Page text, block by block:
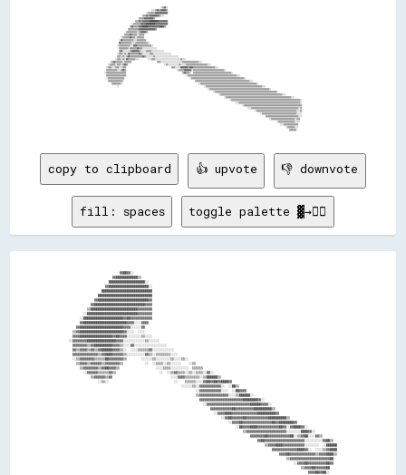
                                                              ░░▒▒▓▓░░                                                                                                                                                    
                                                    ░░░░▒▒▓▓▒▒▓▓▓▓▓▓▒▒                                                                                                                                                    
                                              ░░▒▒▒▒▒▒▒▒▓▓▓▓▓▓▓▓▓▓▓▓▓▓                                                                                                                                                    
                                          ▒▒▒▒▓▓▒▒▓▓▓▓▓▓▓▓▓▓▒▒░░░░                                                                                                                                                        
                                      ▒▒▒▒▒▒▓▓▓▓▓▓▓▓▓▓▒▒                                                                                                                                                                  
                                  ▒▒▒▒▓▓▒▒▓▓▓▓▓▓▓▓██████████▓▓▓▓▓▓▓▓▓▓                                                                                                                                                    
                              ░░▒▒▒▒▒▒▒▒▓▓▓▓▓▓██████████▓▓▓▓▓▓▓▓▓▓▓▓▓▓                                                                                                                                                    
                            ▒▒▓▓▒▒▒▒▒▒▓▓▓▓██████▓▓▓▓▓▓▓▓▓▓▓▓▓▓██▓▓▒▒                                                                                                                                                      
                          ▒▒▒▒▒▒▒▒▒▒▒▒▓▓▓▓▓▓▓▓▓▓▓▓▓▓▓▓▓▓▒▒                                                                                                                                                                
                        ▒▒▒▒▒▒▒▒▒▒▒▒░░▒▒▓▓▓▓▓▓▒▒                                                                                                                                                                          
                      ▒▒▒▒▒▒▓▓▒▒▒▒▒▒░░▒▒▒▒▒▒                                                                                                                                                                              
                  ░░▒▒▒▒▒▒▒▒▓▓▒▒▒▒░░▒▒▒▒▒▒▒▒                                                                                                                                                                              
                ░░▓▓▒▒▒▒▒▒▒▒▒▒▒▒░░░░▒▒▒▒▒▒▒▒▒▒                                                                                                                                                                            
                ▓▓▒▒▒▒▒▒▒▒▒▒▒▒░░░░▒▒▒▒▒▒▒▒▒▒▒▒▒▒░░                                                                                                                                                                        
              ░░▒▒▒▒▒▒▒▒▒▒▒▒░░░░▓▓▓▓▒▒▒▒▒▒▒▒▒▒▒▒▒▒▒▒░░                                                                                                                                                                    
                ▒▒▒▒▒▒▒▒▒▒░░▒▒▒▒▒▒▒▒▓▓▒▒▒▒░░░░░░░░░░░░░░░░                                                                                                                                                                
                ▒▒▓▓░░░░░░░░▒▒▓▓▓▓▓▓▓▓▒▒░░░░░░▒▒▒▒▒▒░░░░░░░░░░░░░░                                                                                                                                                        
              ░░▒▒▒▒░░▒▒░░▓▓▒▒▒▒▒▒▒▒▒▒▓▓▒▒░░░░░░░░▒▒▒▒░░░░░░░░░░░░░░░░░░░░                                                                                                                                                
              ▒▒▒▒░░▒▒░░▒▒▓▓▒▒▒▒▒▒▒▒▒▒▒▒▒▒▓▓▒▒░░░░░░░░▒▒░░░░░░░░░░░░░░░░░░░░░░░░░░                                                                                                                                        
            ░░▒▒▒▒░░▒▒░░▓▓▒▒▒▒▒▒▒▒░░░░          ░░░░▒▒▒▒░░░░░░░░░░░░░░░░░░░░░░░░░░░░▒▒░░░░                                                                                                                                
      ░░▒▒▓▓▒▒▒▒▒▒▒▒░░▒▒▒▒▒▒▒▒                            ▒▒▒▒░░░░░░░░░░░░░░░░░░░░░░░░▒▒▒▒▒▒▒▒▒▒▒▒▒▒▒▒▒▒░░░░                                                                                                              
    ░░▒▒▒▒▒▒░░▒▒▒▒░░▒▒▓▓▒▒                                        ░░▒▒░░░░░░░░░░░░▒▒░░░░░░▒▒▒▒▒▒▒▒▒▒▒▒▒▒▒▒▒▒▒▒▒▒▒▒░░░░                                                                                                    
  ░░▒▒▒▒░░░░▒▒▒▒░░░░▒▒▒▒                                                  ▒▒▒▒░░░░░░▓▓▓▓▓▓▓▓▒▒▓▓▓▓▒▒▒▒▒▒▒▒▒▒▒▒▒▒▒▒▒▒▒▒▒▒▒▒░░░░                                                                                            
  ▒▒▒▒▒▒▒▒▒▒▒▒░░░░▒▒▓▓▒▒                                                        ░░▒▒▒▒▒▒▓▓▓▓▓▓▓▓░░▒▒▒▒▒▒▒▒▒▒▒▒▒▒▒▒▒▒▒▒▒▒▒▒▒▒▒▒▒▒▒▒▒▒░░                                                                                    
░░▒▒▒▒▒▒▒▒▒▒▒▒▒▒▒▒▒▒▒▒▒▒                                                              ▒▒▓▓▒▒▒▒░░  ▒▒▒▒▒▒▒▒▒▒▒▒▒▒▒▒▒▒▒▒▒▒▒▒▒▒▒▒▒▒▒▒▒▒▒▒▒▒▒▒▒▒░░                                                                            
  ▒▒▒▒▒▒▒▒▒▒▒▒▒▒▒▒▒▒▒▒▒▒                                                                  ░░▒▒▒▒▒▒▒▒▒▒▒▒▒▒▒▒▒▒▒▒▒▒▒▒▒▒▒▒▒▒▒▒▒▒▒▒▒▒▒▒▒▒▒▒▒▒▒▒▒▒▒▒▒▒░░░░                                                                    
  ░░▒▒▒▒▒▒▒▒▒▒▒▒▒▒▒▒▒▒                                                                        ░░▒▒▒▒▒▒▒▒▒▒▒▒▒▒▒▒▒▒▒▒▒▒▒▒▒▒▒▒▒▒▒▒▒▒▒▒▒▒▒▒▒▒▒▒▒▒▒▒▒▒▒▒▒▒▒▒▒▒░░                                                              
    ▒▒▒▒▒▒▒▒▒▒▒▒▒▒▒▒░░                                                                              ▒▒▒▒▒▒▒▒▒▒▒▒▒▒▒▒▒▒▒▒▒▒▒▒▒▒▒▒▒▒▒▒▒▒▒▒▒▒▒▒▒▒▒▒▒▒▒▒▒▒▒▒▒▒▒▒▒▒▒▒░░░░                                                      
        ▒▒▒▒▒▒▒▒▒▒░░                                                                                    ░░▒▒▒▒▒▒▒▒▒▒▒▒▒▒▒▒▒▒▒▒▒▒▒▒▒▒▒▒▒▒▒▒▒▒▒▒▒▒▒▒▒▒▒▒▒▒▒▒▒▒▒▒▒▒▒▒▒▒▒▒▒▒░░                                                
              ░░                                                                                              ░░▒▒▒▒▒▒▒▒▒▒▒▒▒▒▒▒▒▒▒▒▒▒▒▒▒▒▒▒▒▒▒▒▒▒▒▒▒▒▒▒▒▒▒▒▒▒▒▒▒▒▒▒▒▒▒▒▒▒▒▒▒▒░░░░                                        
                                                                                                                  ░░▒▒▒▒▒▒▒▒▒▒▒▒▒▒▒▒▒▒▒▒▒▒▒▒▒▒▒▒▒▒▒▒▒▒▒▒▒▒▒▒▒▒▒▒▒▒▒▒▒▒▒▒▒▒▒▒▒▒▒▒▒▒▒▒▒▒░░                                  
                                                                                                                        ░░▒▒▒▒▒▒▒▒▒▒▒▒▒▒▒▒▒▒▒▒▒▒▒▒▒▒▒▒▒▒▒▒▒▒▒▒▒▒▒▒▒▒▒▒▒▒▒▒▒▒▒▒▒▒▒▒▒▒▒▒▒▒▒▒▒▒▒▒░░                          
                                                                                                                              ░░▒▒▒▒▒▒▒▒▒▒▒▒▒▒▒▒▒▒▒▒▒▒▒▒▒▒▒▒▒▒▒▒▒▒▒▒▒▒▒▒▒▒▒▒▒▒▒▒▒▒▒▒▒▒▒▒▒▒▒▒▒▒▒▒▒▒▒▒░░░░                  
                                                                                                                                    ░░▒▒▒▒▒▒▒▒▒▒▒▒▒▒▒▒▒▒▒▒▒▒▒▒▒▒▒▒▒▒▒▒▒▒▒▒▒▒▒▒▒▒▒▒▒▒▒▒▒▒▒▒▒▒▒▒▒▒▒▒▒▒▒▒▒▒▒▒▒▒▒▒░░░░        
                                                                                                                                          ░░▒▒▒▒▒▒▒▒▒▒▒▒▒▒▒▒▒▒▒▒▒▒▒▒▒▒▒▒▒▒▒▒▒▒▒▒▒▒▒▒▒▒▒▒▒▒▒▒▒▒▒▒▒▒▒▒▒▒▒▒▒▒▒▒▒▒▒▒▒▒▒▒▒▒▒▒░░
                                                                                                                                                ░░░░▒▒▒▒▒▒▒▒▒▒▒▒▒▒▒▒▒▒▒▒▒▒▒▒▒▒▒▒▒▒▒▒▒▒▒▒▒▒▒▒▒▒▒▒▒▒▒▒▒▒▒▒▒▒▒▒▒▒▒▒▒▒▒▒▒▒▒▒░░
                                                                                                                                                        ░░▒▒▒▒▒▒▒▒▒▒▒▒▒▒▒▒▒▒▒▒▒▒▒▒▒▒▒▒▒▒▒▒▒▒▒▒▒▒▒▒▒▒▒▒▒▒▒▒▒▒▒▒▒▒▒▒▒▒▒▒▒▒▒▒
                                                                                                                                                              ░░░░▒▒▒▒▒▒▒▒▒▒▒▒▒▒▒▒▒▒▒▒▒▒▒▒▒▒▒▒▒▒▒▒▒▒▒▒▒▒▒▒▒▒▒▒▒▒▒▒▒▒▒▒░░▒▒
                                                                                                                                                                      ░░▒▒▒▒▒▒▒▒▒▒▒▒▒▒▒▒▒▒▒▒▒▒▒▒▒▒▒▒▒▒▒▒▒▒▒▒▒▒▒▒▒▒▒▒░░░░▒▒
                                                                                                                                                                            ░░▒▒▒▒▒▒▒▒▒▒▒▒▒▒▒▒▒▒▒▒▒▒▒▒▒▒▒▒▒▒▒▒▒▒▒▒▒▒░░░░░░
                                                                                                                                                                                  ▒▒▒▒▒▒▒▒▒▒▒▒▒▒▒▒▒▒▒▒▒▒▒▒▒▒▒▒▒▒▒▒▒▒▒▒░░░░
                                                                                                                                                                                      ░░▒▒▒▒▒▒▒▒▒▒▒▒▒▒▒▒▒▒▒▒▒▒▒▒▒▒░░▒▒▒▒  
                                                                                                                                                                                              ░░▒▒▒▒▒▒▒▒▒▒▒▒▒▒▒▒▒▒░░░░░░  
                                                                                                                                                                                                  ░░░░▒▒▒▒▒▒▒▒▒▒▒▒▒▒▒▒    
                                                                                                                                                                                                        ░░▒▒▒▒▒▒▒▒░░░░
copy to clipboard 👍 upvote 👎 downvote
fill: spaces toggle palette ▓→✊🏽
                            ▓▓██▓▓░░
                        ▓▓████████████▒▒
                      ████████████████████░░
                    ▓▓██████████████████████░░
                  ████████████████████████████
                ██████████████████████████████
              ▓▓████████████████████████████▓▓
            ▓▓████████████████████████████▓▓▓▓
          ▒▒██████████████████████████▓▓▓▓▓▓▓▓
        ░░████████████████████████████▓▓▓▓▓▓▓▓
      ░░██████████████████████▓▓██▓▓▓▓▓▓▓▓▓▓▓▓
      ▓▓████████████████████████▓▓▓▓░░░░▓▓▓▓
    ▓▓████████████████████████▓▓▓▓░░░░░░▓▓
  ▒▒▓▓████████████████████████▓▓░░░░  ░░░░
  ▓▓▓▓██████████████████▓▓██▓▓▓▓░░░░░░░░▒▒░░░░
░░▓▓▓▓▓▓▓▓████████████████▓▓▓▓░░░░░░░░░░░░▒▒░░░░░░
  ▓▓▓▓▓▓▓▓▒▒▓▓██████████▓▓▓▓▒▒░░░░▓▓░░░░░░░░░░░░░░░░░░
  ▓▓▒▒▓▓▓▓▒▒▓▓▒▒▓▓██████▓▓▓▓▒▒░░  ░░░░▒▒▒▒▒▒▓▓░░░░░░░░░░░░
  ▓▓▓▓▓▓▓▓▓▓▓▓▓▓▒▒▓▓████▓▓▓▓▓▓▒▒░░░░░░░░░░▓▓▒▒░░▒▒▒▒▒▒▒▒░░░░
  ░░▒▒▓▓▓▓▓▓▓▓▒▒▒▒▒▒██▓▓▓▓▓▓▓▓▒▒        ░░░░░░▒▒░░░░░░░░▒▒░░░░▒▒░░
    ▒▒▓▓▓▓▒▒▓▓▓▓▓▓▒▒▓▓▓▓▓▓▓▓▒▒            ░░  ░░▒▒▒▒░░▒▒░░░░░░    ░░▒▒
      ▒▒▓▓▓▓▓▓▓▓▒▒▓▓██▓▓▓▓▒▒                    ░░░░▒▒▒▒░░░░░░░░░░  ▒▒▒▒▒▒
        ░░▓▓▓▓▓▓▒▒▒▒▒▒▓▓▒▒                        ░░  ░░▒▒▓▓▒▒▒▒░░▒▒░░▒▒▒▒░░▓▓░░
            ▒▒▓▓▓▓▓▓▒▒▓▓                                ░░░░▓▓▓▓▒▒▒▒▒▒▒▒░░▒▒██████▒▒
                ░░▒▒░░                                    ░░    ▒▒▒▒▒▒░░░░▓▓██▓▓██▓▓████▓▓
                                                              ░░░░░░▒▒░░▓▓▓▓▓▓▓▓▓▓▓▓░░  ░░██▒▒
                                                                      ░░▓▓▓▓▓▓▓▓▓▓▓▓░░░░  ░░██▓▓▓▓
                                                                      ▒▒▓▓▓▓▓▓▓▓▓▓▓▓▓▓▓▓░░░░▒▒██████░░
                                                                        ▓▓▓▓▓▓▓▓▓▓▓▓▓▓▓▓▓▓▓▓▓▓▓▓████████▓▓░░
                                                                          ░░▓▓▓▓▓▓▓▓▓▓▓▓▓▓▓▓▓▓▓▓▓▓▓▓██████▓▓▓▓░░
                                                                              ▓▓▓▓▓▓▓▓▓▓▓▓██▓▓▓▓▓▓▓▓▓▓██████████▒▒
                                                                                ░░▓▓▓▓████▓▓▓▓▓▓▓▓▓▓▓▓▓▓██████████▓▓
                                                                                    ░░▓▓██▓▓▓▓▓▓██▓▓▓▓▓▓▓▓▓▓▓▓██████████▒▒
                                                                                        ░░▓▓▓▓██▓▓▓▓▓▓▓▓▓▓▓▓▓▓▓▓██▓▓████████▓▓
                                                                                            ░░██▓▓▓▓████▓▓▓▓▓▓▓▓▓▓▓▓██▓▓░░▓▓████▓▓░░
                                                                                                ▒▒▓▓▓▓▓▓▓▓▓▓▓▓▓▓▓▓▓▓▓▓▓▓░░░░░░░░████▓▓░░
                                                                                                    ▓▓▓▓▓▓▓▓██▓▓▓▓▓▓▓▓▓▓▓▓██░░▒▒▓▓██░░░░▓▓▒▒
                                                                                                        ▓▓██▓▓▓▓▓▓▓▓▓▓▓▓▓▓▓▓▓▓▓▓▓▓░░░░░░░░░░▓▓██▒▒
                                                                                                            ▒▒▓▓▓▓████▓▓▓▓▓▓▓▓▓▓▓▓░░░░░░░░  ░░██████
                                                                                                                ▓▓▓▓▓▓▓▓▓▓▓▓▓▓████▓▓░░  ░░░░▒▒▓▓████
                                                                                                                    ▓▓▓▓██▓▓▓▓▓▓▓▓▓▓▓▓▓▓▒▒▓▓▓▓████▒▒
                                                                                                                        ▒▒▓▓▓▓▓▓▓▓▓▓▓▓▓▓▓▓▓▓▓▓▓▓██
                                                                                                                            ░░▓▓▓▓██▓▓▓▓▓▓▓▓▓▓██▓▓
                                                                                                                                ▒▒▓▓▓▓██▓▓▓▓▓▓██
                                                                                                                                    ▓▓▓▓██▓▓██░░